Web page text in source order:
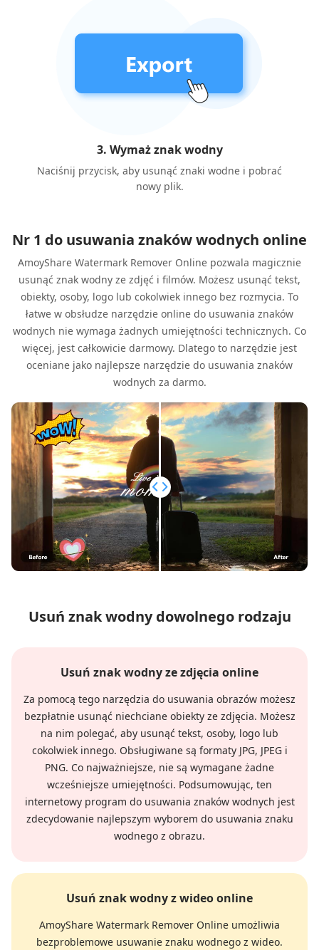
3. Wymaż znak wodny
Naciśnij przycisk, aby usunąć znaki wodne i pobrać
nowy plik.
Nr 1 do usuwania znaków wodnych online
AmoyShare Watermark Remover Online pozwala magicznie
usunąć znak wodny ze zdjęć i filmów. Możesz usunąć tekst,
obiekty, osoby, logo lub cokolwiek innego bez rozmycia. To
łatwe w obsłudze narzędzie online do usuwania znaków
wodnych nie wymaga żadnych umiejętności technicznych. Co
więcej, jest całkowicie darmowy. Dlatego to narzędzie jest
oceniane jako najlepsze narzędzie do usuwania znaków
wodnych za darmo.
Usuń znak wodny dowolnego rodzaju
Usuń znak wodny ze zdjęcia online
Za pomocą tego narzędzia do usuwania obrazów możesz
bezpłatnie usunąć niechciane obiekty ze zdjęcia. Możesz
na nim polegać, aby usunąć tekst, osoby, logo lub
cokolwiek innego. Obsługiwane są formaty JPG, JPEG i
PNG. Co najważniejsze, nie są wymagane żadne
wcześniejsze umiejętności. Podsumowując, ten
internetowy program do usuwania znaków wodnych jest
zdecydowanie najlepszym wyborem do usuwania znaku
wodnego z obrazu.
Usuń znak wodny z wideo online
AmoyShare Watermark Remover Online umożliwia
bezproblemowe usuwanie znaku wodnego z wideo.